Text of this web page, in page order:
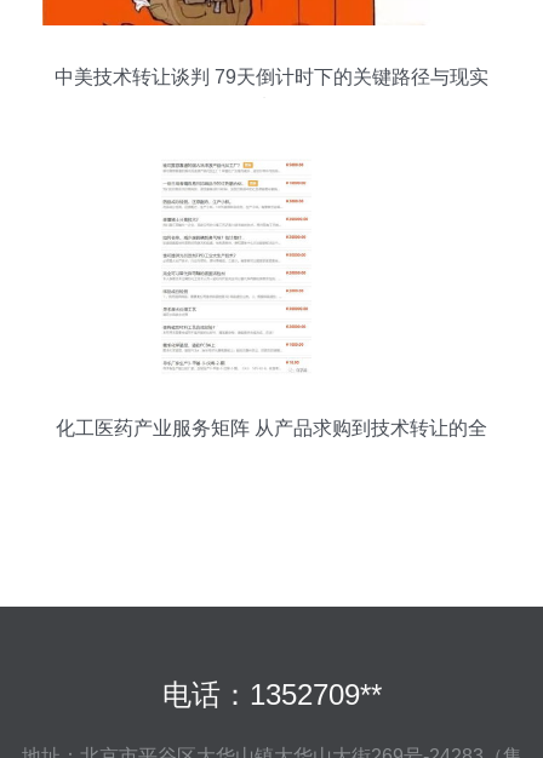
中美技术转让谈判 79天倒计时下的关键路径与现实
化工医药产业服务矩阵 从产品求购到技术转让的全
电话：1352709**